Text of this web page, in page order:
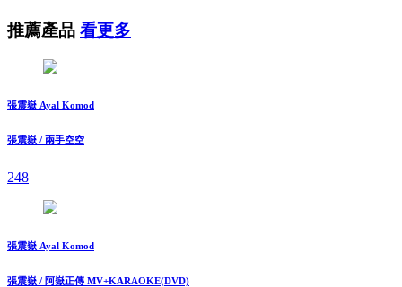
推薦產品 看更多
張震嶽 Ayal Komod
張震嶽 / 兩手空空
248
張震嶽 Ayal Komod
張震嶽 / 阿嶽正傳 MV+KARAOKE(DVD)